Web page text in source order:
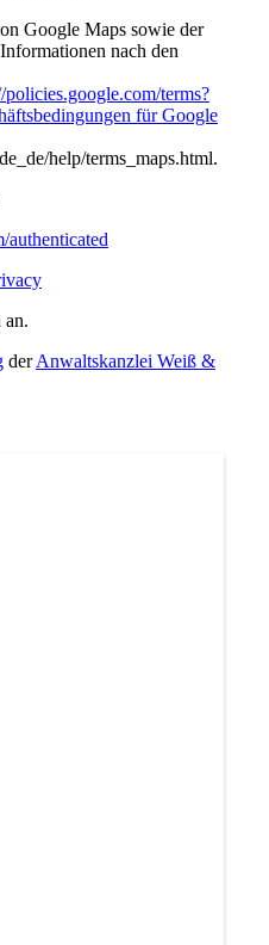
Google Maps sowie der
nach den
policies.google.com/terms?
für Google
help/terms_maps.html.
authenticated
an.
derAnwaltskanzlei Weiß &